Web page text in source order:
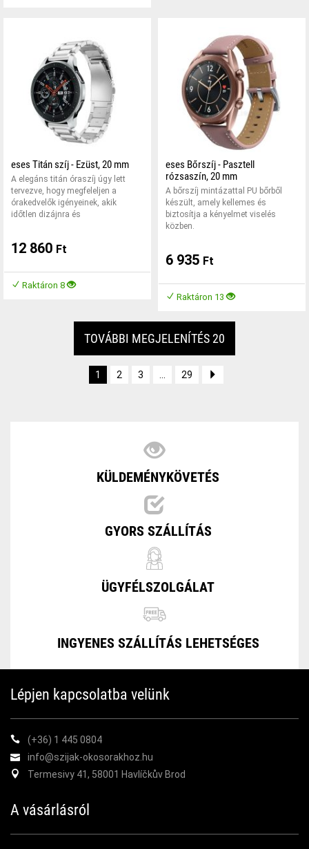
eses Titán szíj - Ezüst, 20 mm
A elegáns titán óraszíj úgy lett
tervezve, hogy megfeleljen a
órakedvelők igényeinek, akik
időtlen dizájnra és
12 860 Ft
Raktáron 8
eses Bőrszíj - Pasztell
rózsaszín, 20 mm
A bőrszíj mintázattal PU bőrből
készült, amely kellemes és
biztosítja a kényelmet viselés
közben.
6 935 Ft
Raktáron 13
TOVÁBBI MEGJELENÍTÉS 20
1 2 3 ... 29
KÜLDEMÉNYKÖVETÉS
GYORS SZÁLLÍTÁS
ÜGYFÉLSZOLGÁLAT
INGYENES SZÁLLÍTÁS LEHETSÉGES
Lépjen kapcsolatba velünk
(+36) 1 445 0804
info@szijak-okosorakhoz.hu
Termesivy 41, 58001 Havlíčkův Brod
A vásárlásról